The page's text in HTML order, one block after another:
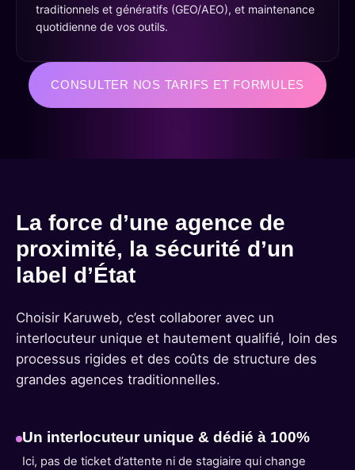
traditionnels et génératifs (GEO/AEO), et maintenance
quotidienne de vos outils.
CONSULTER NOS TARIFS ET FORMULES
La force d’une agence de
proximité, la sécurité d’un
label d’État
Choisir Karuweb, c’est collaborer avec un
interlocuteur unique et hautement qualifié, loin des
processus rigides et des coûts de structure des
grandes agences traditionnelles.
Un interlocuteur unique & dédié à 100%
Ici, pas de ticket d’attente ni de stagiaire qui change